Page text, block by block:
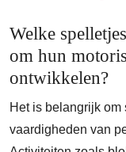
Welke
om hun
ontwikkelen?
Het is belangrijk
vaardigheden van